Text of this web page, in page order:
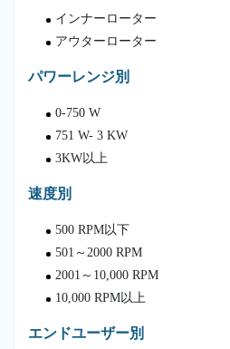
インナーローター
アウターローター
パワーレンジ別
0-750 W
751 W- 3 KW
3KW以上
速度別
500 RPM以下
501～2000 RPM
2001～10,000 RPM
10,000 RPM以上
エンドユーザー別